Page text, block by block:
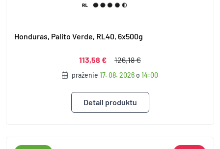
Honduras, Palito Verde, RL40, 6x500g
113,58 € 126,18 €
praženie 17. 08. 2026o 14:00
Detail produktu